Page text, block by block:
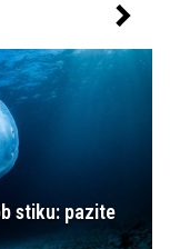
stiku: pazite